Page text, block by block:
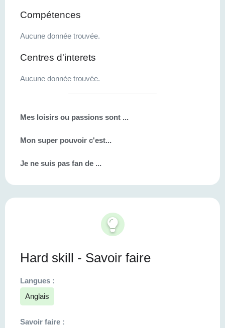
Compétences
Aucune donnée trouvée.
Centres d'interets
Aucune donnée trouvée.
Mes loisirs ou passions sont ...
Mon super pouvoir c'est...
Je ne suis pas fan de ...
Hard skill - Savoir faire
Langues :
Anglais
Savoir faire :